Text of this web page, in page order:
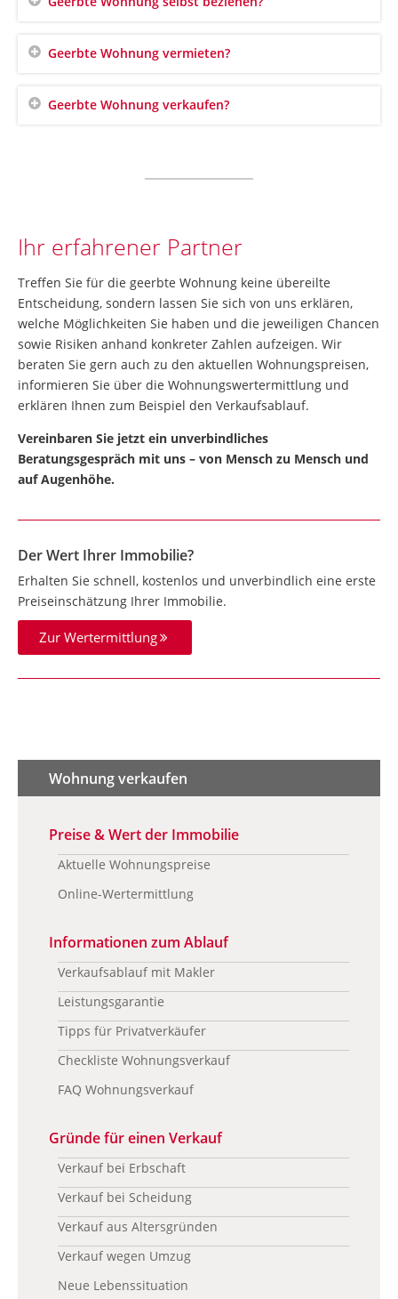
Geerbte Wohnung vermieten?
Geerbte Wohnung verkaufen?
Ihr erfahrener Partner
Treffen Sie für die geerbte Wohnung keine übereilte
Entscheidung, sondern lassen Sie sich von uns erklären,
welche Möglichkeiten Sie haben und die jeweiligen Chancen
sowie Risiken anhand konkreter Zahlen aufzeigen. Wir
beraten Sie gern auch zu den aktuellen Wohnungspreisen,
informieren Sie über die Wohnungswertermittlung und
erklären Ihnen zum Beispiel den Verkaufsablauf.
Vereinbaren Sie jetzt ein unverbindliches
Beratungsgespräch mit uns – von Mensch zu Mensch und
auf Augenhöhe.
Der Wert Ihrer Immobilie?
Erhalten Sie schnell, kostenlos und unverbindlich eine erste
Preiseinschätzung Ihrer Immobilie.
Zur Wertermittlung
Wohnung verkaufen
Preise & Wert der Immobilie
Aktuelle Wohnungspreise
Online-Wertermittlung
Informationen zum Ablauf
Verkaufsablauf mit Makler
Leistungsgarantie
Tipps für Privatverkäufer
Checkliste Wohnungsverkauf
FAQ Wohnungsverkauf
Gründe für einen Verkauf
Verkauf bei Erbschaft
Verkauf bei Scheidung
Verkauf aus Altersgründen
Verkauf wegen Umzug
Neue Lebenssituation